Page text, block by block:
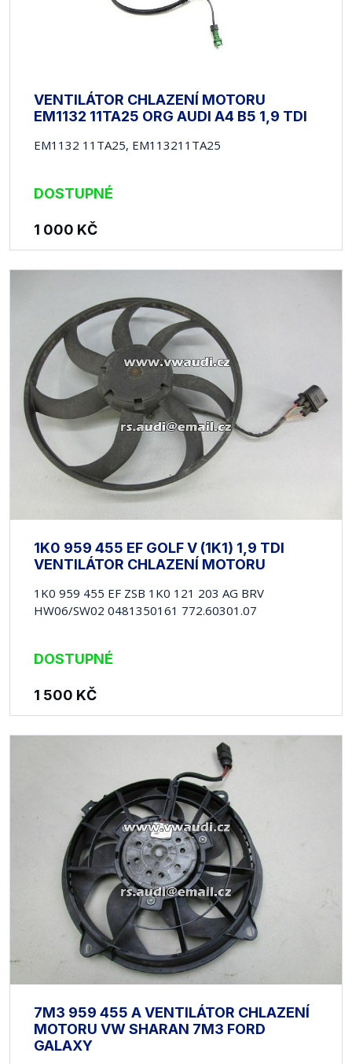
VENTILÁTOR CHLAZENÍ MOTORU
EM1132 11TA25 ORG AUDI A4 B5 1,9 TDI
EM1132 11TA25, EM113211TA25
DOSTUPNÉ
1 000 KČ
1K0 959 455 EF GOLF V (1K1) 1,9 TDI
VENTILÁTOR CHLAZENÍ MOTORU
1K0 959 455 EF ZSB 1K0 121 203 AG BRV
HW06/SW02 0481350161 772.60301.07
DOSTUPNÉ
1 500 KČ
7M3 959 455 A VENTILÁTOR CHLAZENÍ
MOTORU VW SHARAN 7M3 FORD
GALAXY